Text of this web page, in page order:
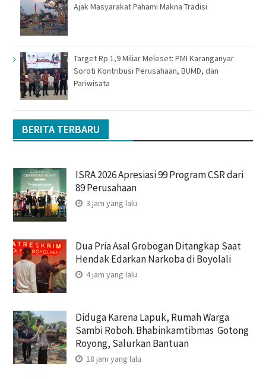
Ajak Masyarakat Pahami Makna Tradisi
Target Rp 1,9 Miliar Meleset: PMI Karanganyar
Soroti Kontribusi Perusahaan, BUMD, dan
Pariwisata
BERITA TERBARU
ISRA 2026 Apresiasi 99 Program CSR dari
89 Perusahaan
3 jam yang lalu
Dua Pria Asal Grobogan Ditangkap Saat
Hendak Edarkan Narkoba di Boyolali
4 jam yang lalu
Diduga Karena Lapuk, Rumah Warga
Sambi Roboh. Bhabinkamtibmas Gotong
Royong, Salurkan Bantuan
18 jam yang lalu